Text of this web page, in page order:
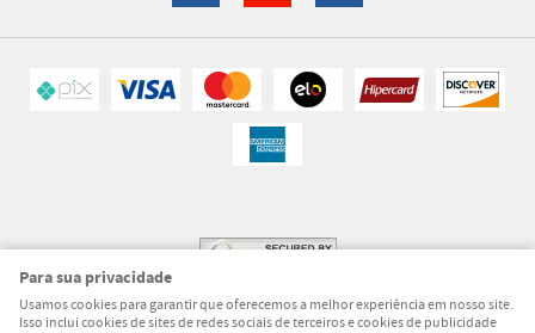
Para sua privacidade
Usamos cookies para garantir que oferecemos a melhor experiência em nosso site.
Isso inclui cookies de sites de redes sociais de terceiros e cookies de publicidade